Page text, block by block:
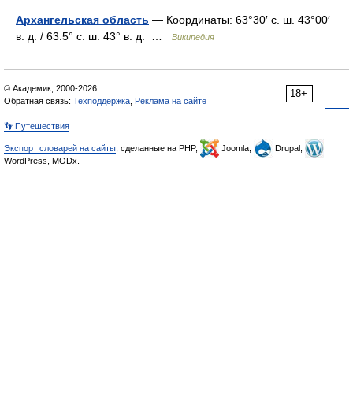
Архангельская область — Координаты: 63°30′ с. ш. 43°00′
в. д. / 63.5° с. ш. 43° в. д. …
Википедия
18+
© Академик, 2000-2026
Обратная связь: Техподдержка Реклама на сайте
👣 Путешествия
Экспорт словарей на сайты , сделанные на PHP, Joomla,
Drupal,
WordPress, MODx.